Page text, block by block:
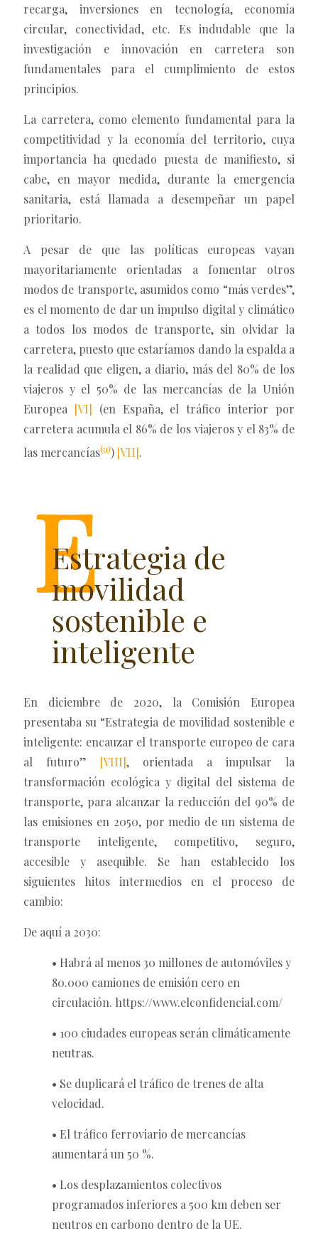
recarga, inversiones en tecnología, economía
circular, conectividad, etc. Es indudable que la
investigación e innovación en carretera son
fundamentales para el cumplimiento de estos
principios.
La carretera, como elemento fundamental para la
competitividad y la economía del territorio, cuya
importancia ha quedado puesta de manifiesto, si
cabe, en mayor medida, durante la emergencia
sanitaria, está llamada a desempeñar un papel
prioritario.
A pesar de que las políticas europeas vayan
mayoritariamente orientadas a fomentar otros
modos de transporte, asumidos como “más verdes”,
es el momento de dar un impulso digital y climático
a todos los modos de transporte, sin olvidar la
carretera, puesto que estaríamos dando la espalda a
la realidad que eligen, a diario, más del 80% de los
viajeros y el 50% de las mercancías de la Unión
Europea [VI] (en España, el tráfico interior por
carretera acumula el 86% de los viajeros y el 83% de
las mercancías(a)) [VII].
Estrategia de
movilidad
sostenible e
inteligente
En diciembre de 2020, la Comisión Europea
presentaba su “Estrategia de movilidad sostenible e
inteligente: encauzar el transporte europeo de cara
al futuro” [VIII], orientada a impulsar la
transformación ecológica y digital del sistema de
transporte, para alcanzar la reducción del 90% de
las emisiones en 2050, por medio de un sistema de
transporte inteligente, competitivo, seguro,
accesible y asequible. Se han establecido los
siguientes hitos intermedios en el proceso de
cambio:
De aquí a 2030:
• Habrá al menos 30 millones de automóviles y
80.000 camiones de emisión cero en
circulación. https://www.elconfidencial.com/
• 100 ciudades europeas serán climáticamente
neutras.
• Se duplicará el tráfico de trenes de alta
velocidad.
• El tráfico ferroviario de mercancías
aumentará un 50 %.
• Los desplazamientos colectivos
programados inferiores a 500 km deben ser
neutros en carbono dentro de la UE.